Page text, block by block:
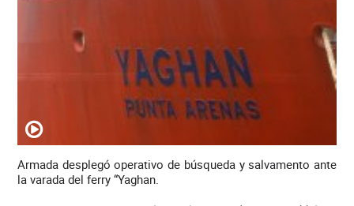
Armada desplegó operativo de búsqueda y salvamento ante
la varada del ferry “Yaghan.